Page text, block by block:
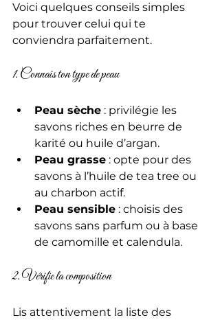
Voici quelques conseils simples
pour trouver celui qui te
conviendra parfaitement.
1. Connais ton type de peau
Peau sèche : privilégie les
savons riches en beurre de
karité ou huile d’argan.
Peau grasse : opte pour des
savons à l’huile de tea tree ou
au charbon actif.
Peau sensible : choisis des
savons sans parfum ou à base
de camomille et calendula.
2. Vérifie la composition
Lis attentivement la liste des